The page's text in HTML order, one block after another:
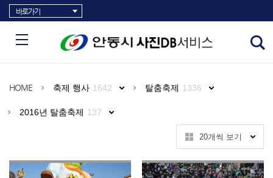
바로가기
HOME 축제 행사 1642 탈춤축제 1336
2016년 탈춤축제 137
20개씩 보기